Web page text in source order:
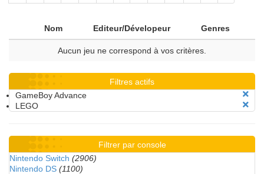
Nom Editeur/Dévelopeur Genres
Aucun jeu ne correspond à vos critères.
Filtres actifs
GameBoy Advance
LEGO
Filtrer par console
Nintendo Switch (2906)
Nintendo DS (1100)